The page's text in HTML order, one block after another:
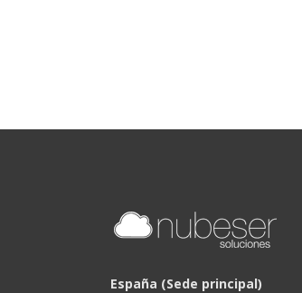
España (Sede principal)